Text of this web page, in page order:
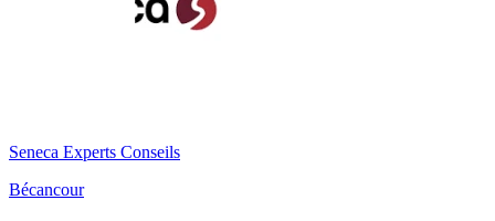
Seneca Experts Conseils
Bécancour